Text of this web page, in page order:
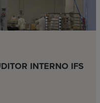
INTERNO IFS